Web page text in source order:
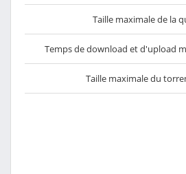
Taille maximale de la
Temps de download et d'upload
Taille maximale du